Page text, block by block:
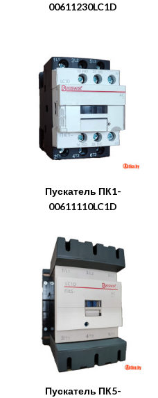
00611230LC1D
Пускатель ПК1-
00611110LC1D
Пускатель ПК5-